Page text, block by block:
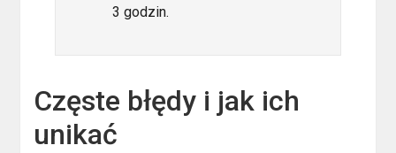
3 godzin.
Częste błędy i jak ich
unikać